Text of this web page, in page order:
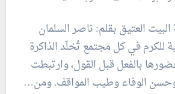
العتيق بقلم: ناصر السلمان
للكرم في كل مجتمع تُخلّد الذاكرة
بالفعل قبل القول، وارتبطت
وحسن الوفاء وطيب المواقف. ومن…